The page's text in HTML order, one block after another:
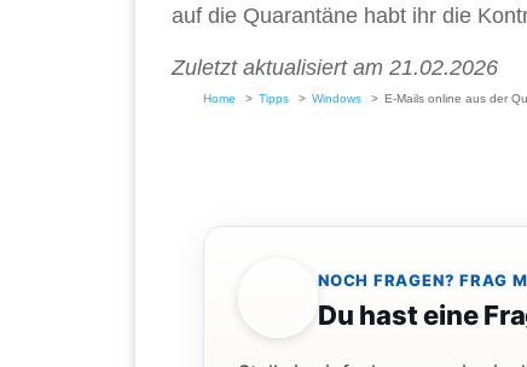
auf die Quarantäne habt ihr die
Zuletzt aktualisiert am 21.02.2026
Home Tipps Windows E-Mails online aus der
NOCH FRAGEN? FRAG
Du hast eine